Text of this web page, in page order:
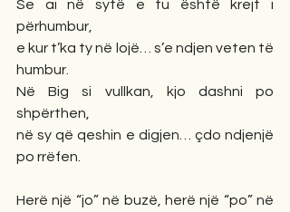
Se ai në sytë e tu është krejt i
përhumbur,
e kur t’ka ty në lojë… s’e ndjen veten të
humbur.
Në Big si vullkan, kjo dashni po
shpërthen,
në sy që qeshin e digjen… çdo ndjenjë
po rrëfen.
Herë një “jo” në buzë, herë një “po” në